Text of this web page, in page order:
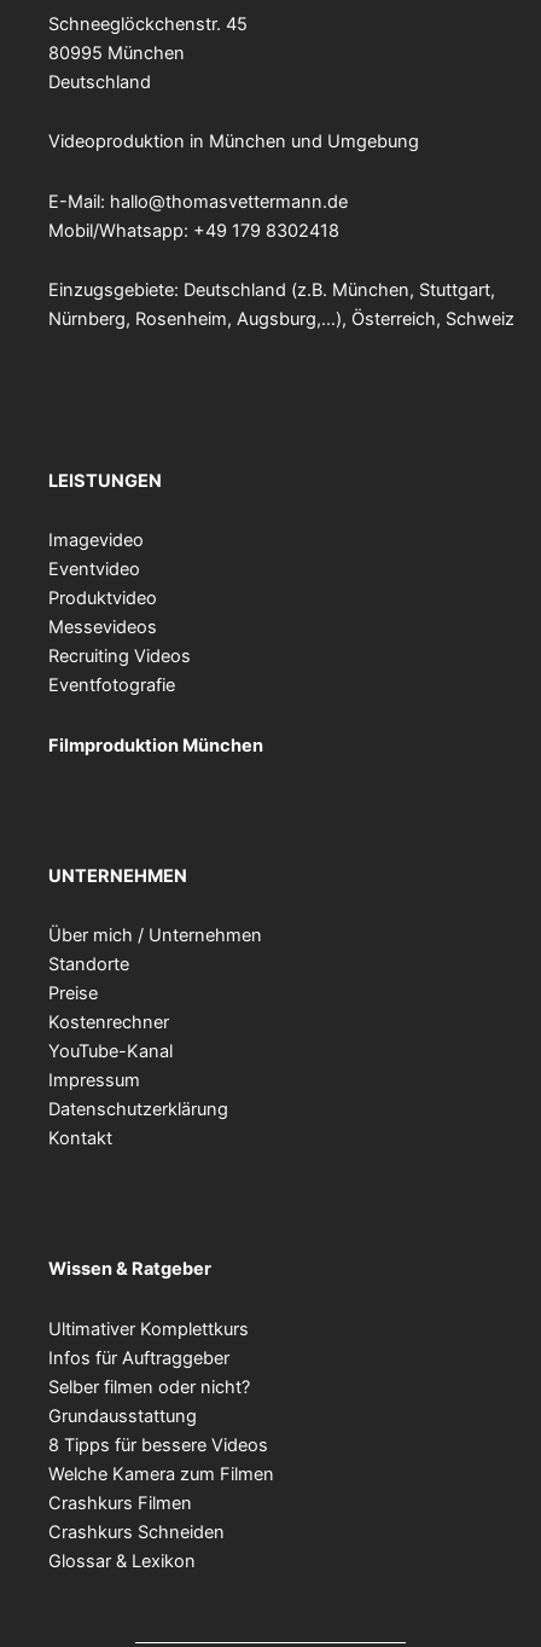
Schneeglöckchenstr. 45
80995 München
Deutschland
Videoproduktion in München und Umgebung
E-Mail: hallo@thomasvettermann.de
Mobil/Whatsapp: +49 179 8302418
Einzugsgebiete: Deutschland (z.B. München, Stuttgart,
Nürnberg, Rosenheim, Augsburg,…), Österreich, Schweiz
LEISTUNGEN
Imagevideo
Eventvideo
Produktvideo
Messevideos
Recruiting Videos
Eventfotografie
Filmproduktion München
UNTERNEHMEN
Über mich / Unternehmen
Standorte
Preise
Kostenrechner
YouTube-Kanal
Impressum
Datenschutzerklärung
Kontakt
Wissen & Ratgeber
Ultimativer Komplettkurs
Infos für Auftraggeber
Selber filmen oder nicht?
Grundausstattung
8 Tipps für bessere Videos
Welche Kamera zum Filmen
Crashkurs Filmen
Crashkurs Schneiden
Glossar & Lexikon